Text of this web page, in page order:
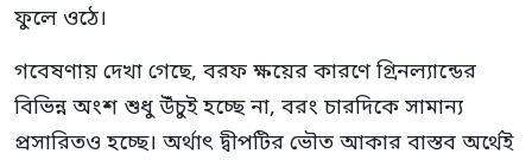
ফুলে ওঠে।
গবেষণায় দেখা গেছে, বরফ ক্ষয়ের কারণে গ্রিনল্যান্ডের
বিভিন্ন অংশ শুধু উঁচুই হচ্ছে না, বরং চারদিকে সামান্য
প্রসারিতও হচ্ছে। অর্থাৎ দ্বীপটির ভৌত আকার বাস্তব অর্থেই